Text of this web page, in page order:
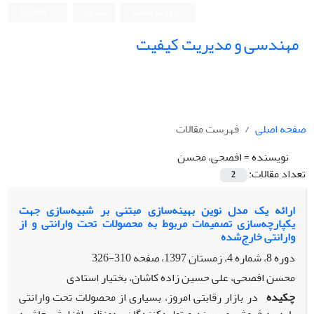
مهندسی و مدیریت کیفیت
صفحه اصلی
فهرست مقالات
نویسنده =افصحی، محسن
تعداد مقالات:
2
ارائه یک مدل نوین بهینه‌سازی مبتنی بر شبیه‌سازی جهت
یکپارچه‌سازی تصمیمات مربوط به محصولات تحت وارانتی و از
وارانتی خارج‌شده
دوره 8، شماره 4، زمستان 1397، صفحه
310-326
محسن افصحی، علی حسین زاده کاشان، بختیار استادی
چکیده در بازار رقابتی امروز، بسیاری از محصولات تحت وارانتی